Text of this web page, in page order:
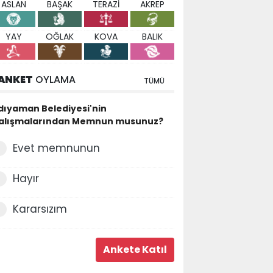
ASLAN BAŞAK TERAZİ AKREP
YAY OĞLAK KOVA BALIK
OYLAMA TÜMÜ
Belediyesi'nin
Memnun musunuz?
Evet memnunun
Hayır
Kararsızım